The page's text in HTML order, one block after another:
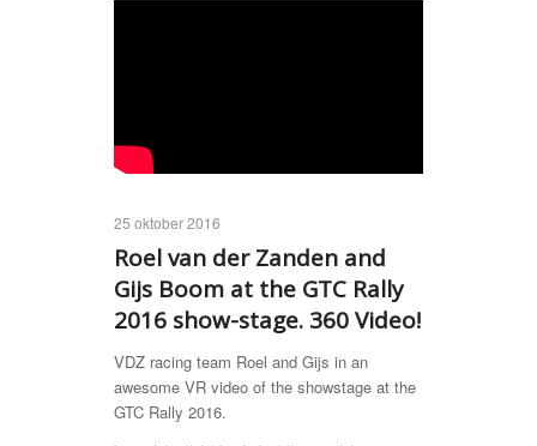
25 oktober 2016
Roel van der Zanden and
Gijs Boom at the GTC Rally
2016 show-stage. 360 Video!
VDZ racing team Roel and Gijs in an
awesome VR video of the showstage at the
GTC Rally 2016.